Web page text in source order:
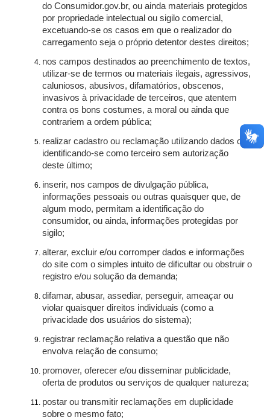
do Consumidor.gov.br, ou ainda materiais protegidos
por propriedade intelectual ou sigilo comercial,
excetuando-se os casos em que o realizador do
carregamento seja o próprio detentor destes direitos;
nos campos destinados ao preenchimento de textos,
utilizar-se de termos ou materiais ilegais, agressivos,
caluniosos, abusivos, difamatórios, obscenos,
invasivos à privacidade de terceiros, que atentem
contra os bons costumes, a moral ou ainda que
contrariem a ordem pública;
realizar cadastro ou reclamação utilizando dados ou
identificando-se como terceiro sem autorização
deste último;
inserir, nos campos de divulgação pública,
informações pessoais ou outras quaisquer que, de
algum modo, permitam a identificação do
consumidor, ou ainda, informações protegidas por
sigilo;
alterar, excluir e/ou corromper dados e informações
do site com o simples intuito de dificultar ou obstruir o
registro e/ou solução da demanda;
difamar, abusar, assediar, perseguir, ameaçar ou
violar quaisquer direitos individuais (como a
privacidade dos usuários do sistema);
registrar reclamação relativa a questão que não
envolva relação de consumo;
promover, oferecer e/ou disseminar publicidade,
oferta de produtos ou serviços de qualquer natureza;
postar ou transmitir reclamações em duplicidade
sobre o mesmo fato;